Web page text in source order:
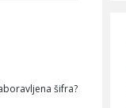
šifra?